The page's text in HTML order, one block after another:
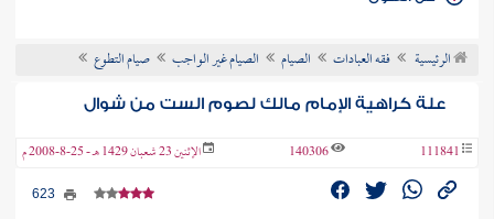
مختارات الفتاوى
الفتوى
الرئيسية فقه العبادات الصيام الصيام غير الواجب صيام التطوع
علة كراهية الإمام مالك لصوم الست من شوال
111841
140306 الإثنين 23 شعبان 1429 هـ - 25-8-2008 م